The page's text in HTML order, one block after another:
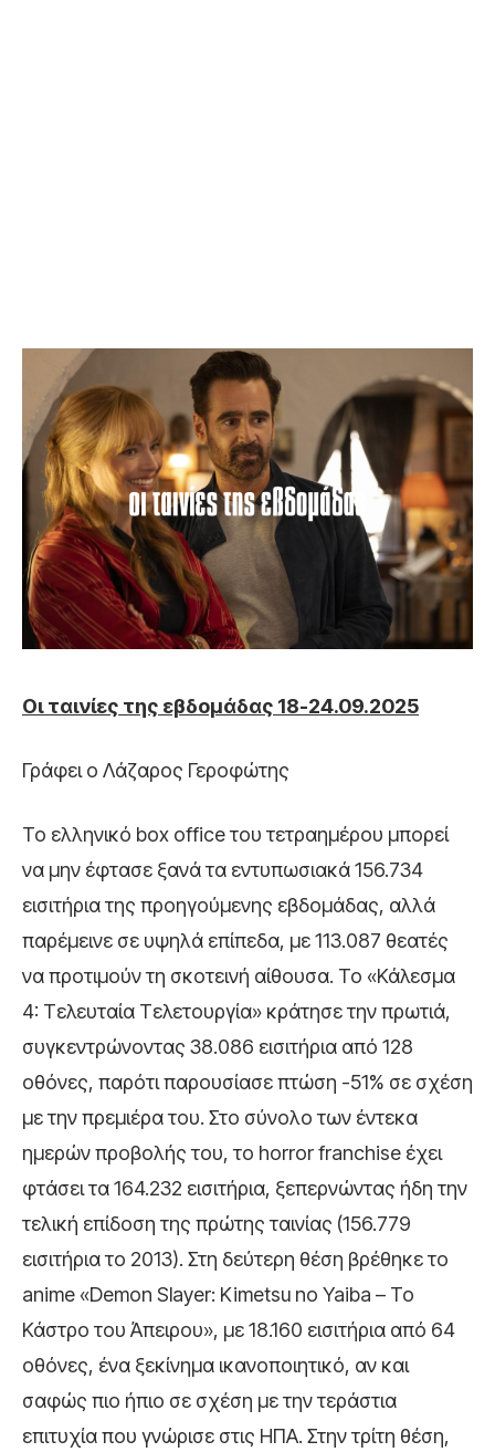
Οι ταινίες της εβδομάδας 18-24.09.2025
Γράφει ο Λάζαρος Γεροφώτης
Το ελληνικό box office του τετραημέρου μπορεί
να μην έφτασε ξανά τα εντυπωσιακά 156.734
εισιτήρια της προηγούμενης εβδομάδας, αλλά
παρέμεινε σε υψηλά επίπεδα, με 113.087 θεατές
να προτιμούν τη σκοτεινή αίθουσα. Το «Κάλεσμα
4: Τελευταία Τελετουργία» κράτησε την πρωτιά,
συγκεντρώνοντας 38.086 εισιτήρια από 128
οθόνες, παρότι παρουσίασε πτώση -51% σε σχέση
με την πρεμιέρα του. Στο σύνολο των έντεκα
ημερών προβολής του, το horror franchise έχει
φτάσει τα 164.232 εισιτήρια, ξεπερνώντας ήδη την
τελική επίδοση της πρώτης ταινίας (156.779
εισιτήρια το 2013). Στη δεύτερη θέση βρέθηκε το
anime «Demon Slayer: Kimetsu no Yaiba – Το
Κάστρο του Άπειρου», με 18.160 εισιτήρια από 64
οθόνες, ένα ξεκίνημα ικανοποιητικό, αν και
σαφώς πιο ήπιο σε σχέση με την τεράστια
επιτυχία που γνώρισε στις ΗΠΑ. Στην τρίτη θέση,